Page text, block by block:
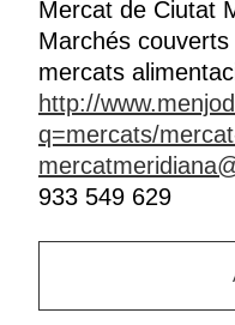
Mercat de Ciutat
Marchés couverts
mercats
http://
q=mercats/
933 549 629